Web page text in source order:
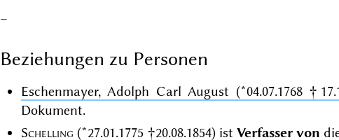
–
Beziehungen zu Personen
Eschenmayer, Adolph Carl August (*04.07.1768
Dokument.
Schelling (*27.01.1775 †20.08.1854)ist Verfasser von